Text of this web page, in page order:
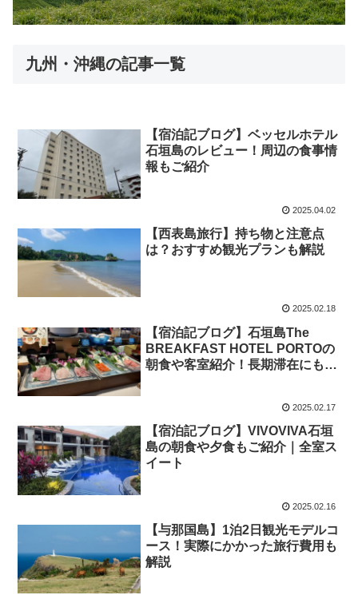
九州・沖縄の記事一覧
【宿泊記ブログ】ベッセルホテル
石垣島のレビュー！周辺の食事情
報もご紹介
2025.04.02
【西表島旅行】持ち物と注意点
は？おすすめ観光プランも解説
2025.02.18
【宿泊記ブログ】石垣島The
BREAKFAST HOTEL PORTOの
朝食や客室紹介！長期滞在にもお
2025.02.17
【宿泊記ブログ】VIVOVIVA石垣
島の朝食や夕食もご紹介｜全室ス
イート
2025.02.16
【与那国島】1泊2日観光モデルコ
ース！実際にかかった旅行費用も
解説